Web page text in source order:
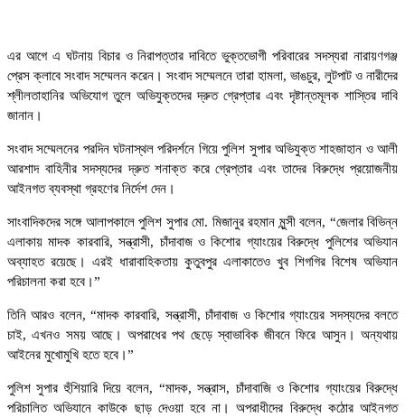
এর আগে এ ঘটনায় বিচার ও নিরাপত্তার দাবিতে ভুক্তভোগী পরিবারের সদস্যরা নারায়ণগঞ্জ
প্রেস ক্লাবে সংবাদ সম্মেলন করেন। সংবাদ সম্মেলনে তারা হামলা, ভাঙচুর, লুটপাট ও নারীদের
শ্লীলতাহানির অভিযোগ তুলে অভিযুক্তদের দ্রুত গ্রেপ্তার এবং দৃষ্টান্তমূলক শাস্তির দাবি
জানান।
সংবাদ সম্মেলনের পরদিন ঘটনাস্থল পরিদর্শনে গিয়ে পুলিশ সুপার অভিযুক্ত শাহজাহান ও আলী
আরশাদ বাহিনীর সদস্যদের দ্রুত শনাক্ত করে গ্রেপ্তার এবং তাদের বিরুদ্ধে প্রয়োজনীয়
আইনগত ব্যবস্থা গ্রহণের নির্দেশ দেন।
সাংবাদিকদের সঙ্গে আলাপকালে পুলিশ সুপার মো. মিজানুর রহমান মুন্সী বলেন, “জেলার বিভিন্ন
এলাকায় মাদক কারবারি, সন্ত্রাসী, চাঁদাবাজ ও কিশোর গ্যাংয়ের বিরুদ্ধে পুলিশের অভিযান
অব্যাহত রয়েছে। এরই ধারাবাহিকতায় কুতুবপুর এলাকাতেও খুব শিগগির বিশেষ অভিযান
পরিচালনা করা হবে।”
তিনি আরও বলেন, “মাদক কারবারি, সন্ত্রাসী, চাঁদাবাজ ও কিশোর গ্যাংয়ের সদস্যদের বলতে
চাই, এখনও সময় আছে। অপরাধের পথ ছেড়ে স্বাভাবিক জীবনে ফিরে আসুন। অন্যথায়
আইনের মুখোমুখি হতে হবে।”
পুলিশ সুপার হুঁশিয়ারি দিয়ে বলেন, “মাদক, সন্ত্রাস, চাঁদাবাজি ও কিশোর গ্যাংয়ের বিরুদ্ধে
পরিচালিত অভিযানে কাউকে ছাড় দেওয়া হবে না। অপরাধীদের বিরুদ্ধে কঠোর আইনগত